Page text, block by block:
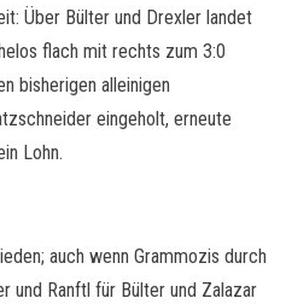
Über Bülter und Drexler landet
flach mit rechts zum 3:0
bisherigen alleinigen
eingeholt, erneute
Lohn.
auch wenn Grammozis durch
und Ranftl für Bülter und Zalazar